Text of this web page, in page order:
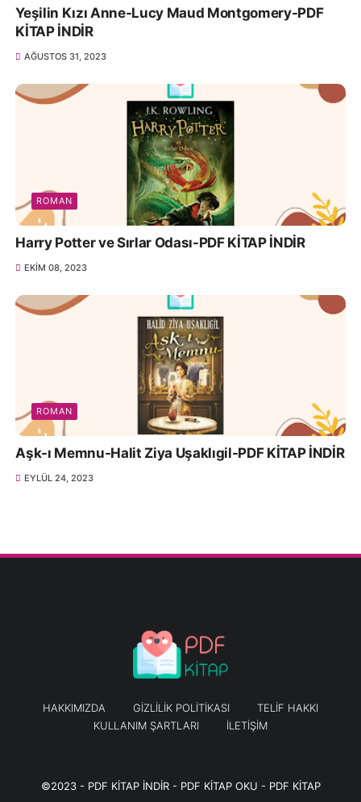
Yeşilin Kızı Anne-Lucy Maud Montgomery-PDF
KİTAP İNDİR
AĞUSTOS 31, 2023
ROMAN
Harry Potter ve Sırlar Odası-PDF KİTAP İNDİR
EKIM 08, 2023
ROMAN
Aşk-ı Memnu-Halit Ziya Uşaklıgil-PDF KİTAP İNDİR
EYLÜL 24, 2023
HAKKIMIZDA GIZLILIK POLITIKASI
TELIF HAKKI
KULLANIM ŞARTLARI
İLETIŞIM
©2023 - PDF KİTAP İNDİR - PDF KİTAP OKU - PDF KİTAP